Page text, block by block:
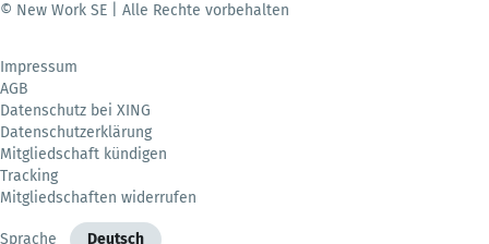
© New Work SE | Alle Rechte vorbehalten
Impressum
AGB
Datenschutz bei XING
Datenschutzerklärung
Mitgliedschaft kündigen
Tracking
Mitgliedschaften widerrufen
Sprache Deutsch